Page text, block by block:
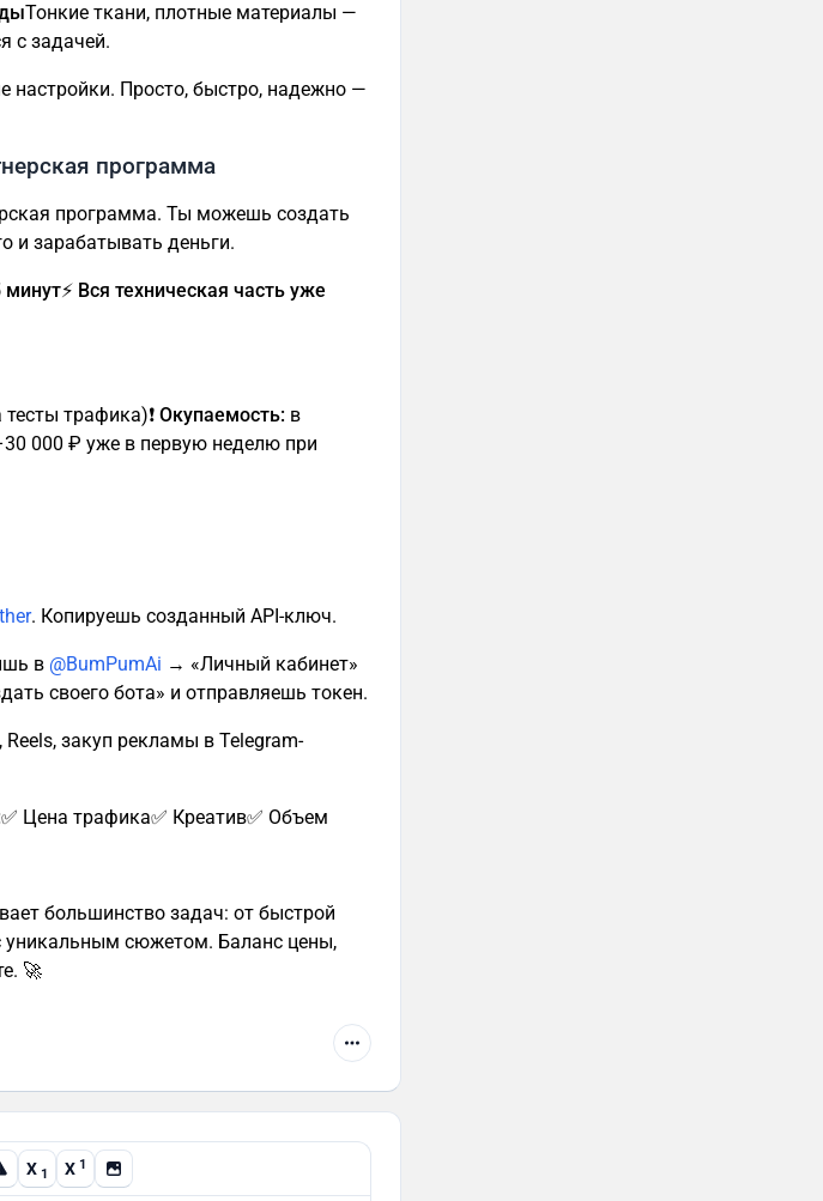
Тонкие ткани, плотные материалы —
с задачей.
настройки. Просто, быстро, надежно —
программа
программа. Ты можешь создать
и зарабатывать деньги.
минут⚡️ Вся техническая часть уже
трафика)❗️ Окупаемость: в
000 ₽ уже в первую неделю при
. Копируешь созданный API-ключ.
в @BumPumAi → «Личный кабинет»
своего бота» и отправляешь токен.
Reels, закуп рекламы в Telegram-
✅ Цена трафика✅ Креатив✅ Объем
большинство задач: от быстрой
уникальным сюжетом. Баланс цены,
🚀
X 1 X 1